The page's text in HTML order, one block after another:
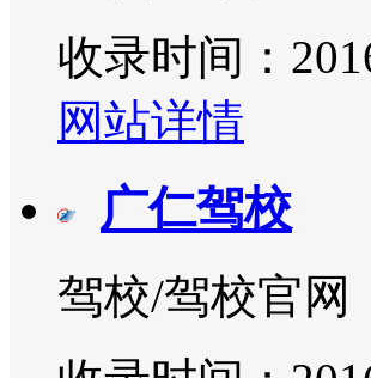
收录时间：
网站详情
广仁驾校
驾校/驾校官网